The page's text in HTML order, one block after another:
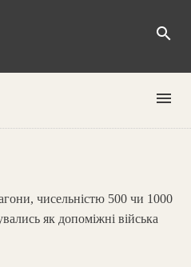
search
menu
чисельністю 500 чи 1000
як допоміжні війська